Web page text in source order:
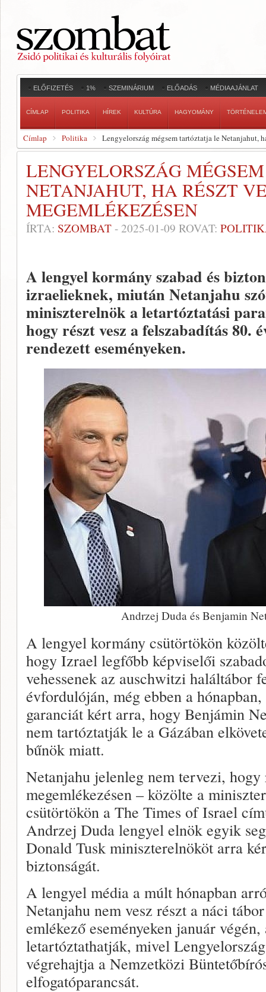
ELŐFIZETÉS 1% SZEMINÁRIUM ELŐADÁS MÉDIAAJÁNLAT
CÍMLAP POLITIKA HÍREK KULTÚRA HAGYOMÁNY
Címlap Politika Lengyelország mégsem tartóztatja le Netanjahut,
LENGYELORSZÁG
NETANJAHUT, HA RÉSZT
MEGEMLÉKEZÉSEN
ÍRTA: SZOMBAT - 2025-01-09 ROVAT:
A lengyel kormány szabad és
izraelieknek, miután Netanjahu
miniszterelnök a letartóztatási
hogy részt vesz a felszabadítás
rendezett eseményeken.
Andrzej Duda és Benjamin
A lengyel kormány csütörtökön
hogy Izrael legfőbb képviselői
vehessenek az auschwitzi haláltábor
évfordulóján, még ebben a
garanciát kért arra, hogy Benjámin
nem tartóztatják le a Gázában
bűnök miatt.
Netanjahu jelenleg nem tervezi, hogy
megemlékezésen – közölte a
csütörtökön a The Times of Israel
Andrzej Duda lengyel elnök egyik
Donald Tusk miniszterelnököt arra
biztonságát.
A lengyel média a múlt hónapban
Netanjahu nem vesz részt a náci
emlékező eseményeken január
letartóztathatják, mivel
végrehajtja a Nemzetközi
elfogatóparancsát.